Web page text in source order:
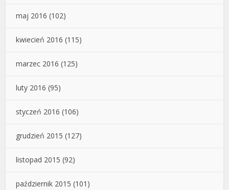
maj 2016 (102)
kwiecień 2016 (115)
marzec 2016 (125)
luty 2016 (95)
styczeń 2016 (106)
grudzień 2015 (127)
listopad 2015 (92)
październik 2015 (101)